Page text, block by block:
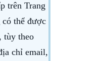
trên Trang
thể được
tùy theo
chỉ email,